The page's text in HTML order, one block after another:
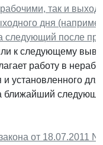
рабочими, так и
дня
следующий после
к следующему
работу в
и установленного
ближайший
от 18.07.2011